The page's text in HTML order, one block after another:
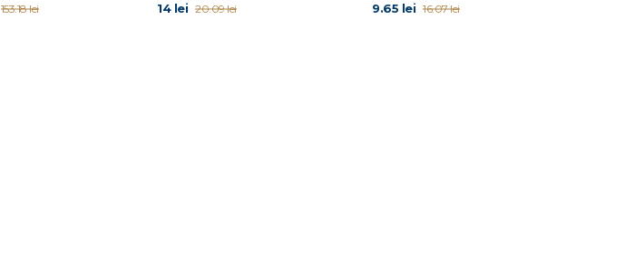
153.18 lei 14 lei 20.09 lei 9.65 lei 16.07 lei